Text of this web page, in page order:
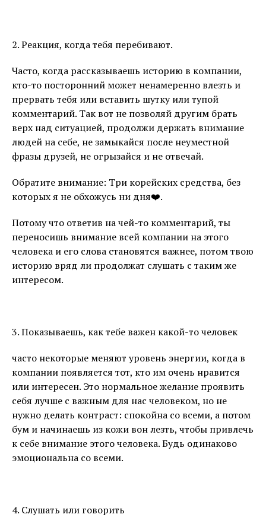
2. Реакция, когда тебя перебивают.
Часто, когда рассказываешь историю в компании,
кто-то посторонний может ненамеренно влезть и
прервать тебя или вставить шутку или тупой
комментарий. Так вот не позволяй другим брать
верх над ситуацией, продолжи держать внимание
людей на себе, не замыкайся после неуместной
фразы друзей, не огрызайся и не отвечай.
Обратите внимание: Три корейских средства, без
которых я не обхожусь ни дня❤️.
Потому что ответив на чей-то комментарий, ты
переносишь внимание всей компании на этого
человека и его слова становятся важнее, потом твою
историю вряд ли продолжат слушать с таким же
интересом.
3. Показываешь, как тебе важен какой-то человек
часто некоторые меняют уровень энергии, когда в
компании появляется тот, кто им очень нравится
или интересен. Это нормальное желание проявить
себя лучше с важным для нас человеком, но не
нужно делать контраст: спокойна со всеми, а потом
бум и начинаешь из кожи вон лезть, чтобы привлечь
к себе внимание этого человека. Будь одинаково
эмоциональна со всеми.
4. Слушать или говорить